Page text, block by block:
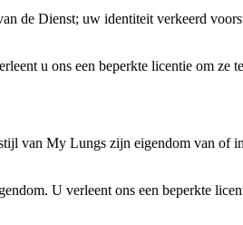
de Dienst; uw identiteit verkeerd
u ons een beperkte licentie om ze
van My Lungs zijn eigendom van
U verleent ons een beperkte